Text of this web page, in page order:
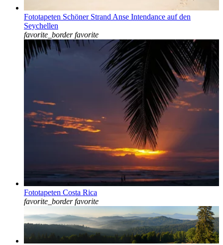
Fototapeten Schöner Strand Anse Intendance auf den
Seychellen
favorite_border favorite
Fototapeten Costa Rica
favorite_border favorite